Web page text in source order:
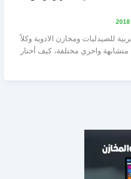
للصيدليات ومخازن الادوية وكلاً
واخري مختلفة، كيف أختار